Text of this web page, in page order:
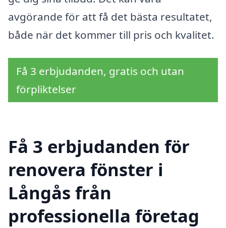
avgörande för att få det bästa resultatet,
både när det kommer till pris och kvalitet.
Få 3 erbjudanden, gratis och utan
förpliktelser
Få 3 erbjudanden för
renovera fönster i
Långås från
professionella företag